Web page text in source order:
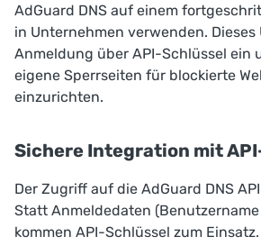
AdGuard DNS auf einem
in Unternehmen verwenden.
Anmeldung über API-Schlüssel ein
eigene Sperrseiten für blockierte
einzurichten.
Sichere Integration mit
Der Zugriff auf die AdGuard DNS
Statt Anmeldedaten
kommen API-Schlüssel zum Einsatz.